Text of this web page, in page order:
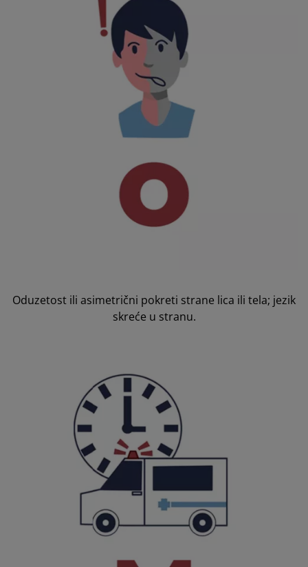
Oduzetost ili asimetrični pokreti strane lica ili tela; jezik
skreće u stranu.